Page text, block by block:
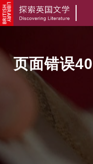
页面错误